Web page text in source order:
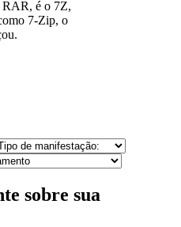
RAR, é o 7Z,
7-Zip, o
sobre sua